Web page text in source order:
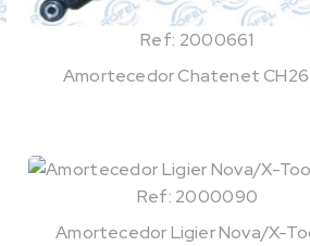
Ref: 2000661
Amortecedor Chatenet CH26
Ref: 2000090
Amortecedor Ligier Nova/X-